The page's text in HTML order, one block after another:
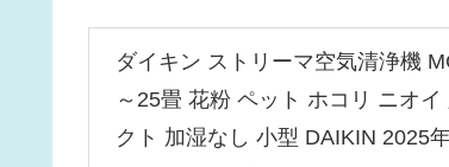
ダイキン ストリーマ空気清浄機
～25畳 花粉 ペット ホコリ ニオ
クト 加湿なし 小型 DAIKIN 2025